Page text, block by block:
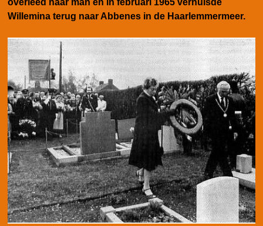
overleed haar man en in februari 1965 verhuisde
Willemina terug naar Abbenes in de Haarlemmermeer.